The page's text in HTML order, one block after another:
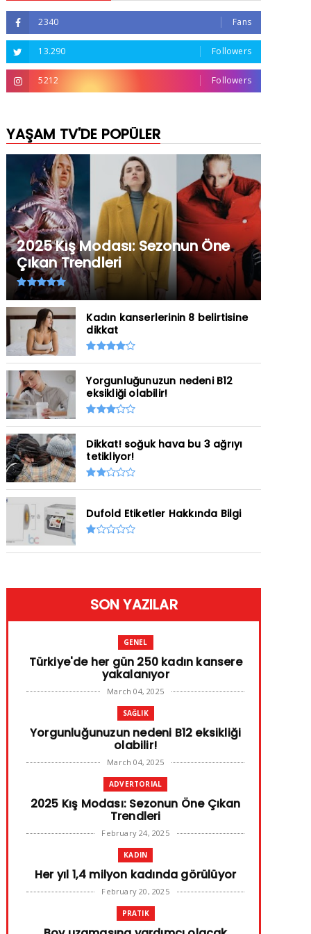
2340 Fans
13.290 Followers
5212 Followers
YAŞAM TV'DE POPÜLER
2025 Kış Modası: Sezonun Öne
Çıkan Trendleri
Kadın kanserlerinin 8 belirtisine
dikkat
Yorgunluğunuzun nedeni B12
eksikliği olabilir!
Dikkat! soğuk hava bu 3 ağrıyı
tetikliyor!
Dufold Etiketler Hakkında Bilgi
SON YAZILAR
GENEL
Türkiye'de her gün 250 kadın kansere
yakalanıyor
March 04, 2025
SAĞLIK
Yorgunluğunuzun nedeni B12 eksikliği
olabilir!
March 04, 2025
ADVERTORIAL
2025 Kış Modası: Sezonun Öne Çıkan
Trendleri
February 24, 2025
KADIN
Her yıl 1,4 milyon kadında görülüyor
February 20, 2025
PRATIK